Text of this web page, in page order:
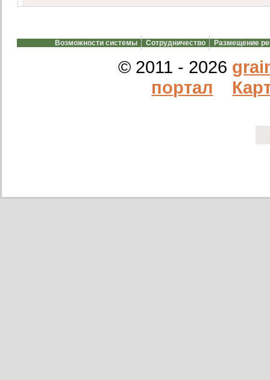
20/02/2023 GREENKO
Возможности системы Сотрудничество Размещение
© 2011 - 2026
портал